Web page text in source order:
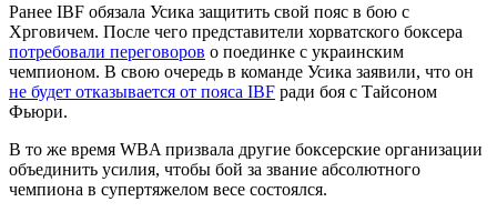
Ранее IBF обязала Усика защитить свой пояс в бою с
Хрговичем. После чего представители хорватского боксера
потребовали переговоров о поединке с украинским
чемпионом. В свою очередь в команде Усика заявили, что он
не будет отказывается от пояса IBF ради боя с Тайсоном
Фьюри.
В то же время WBA призвала другие боксерские организации
объединить усилия, чтобы бой за звание абсолютного
чемпиона в супертяжелом весе состоялся.